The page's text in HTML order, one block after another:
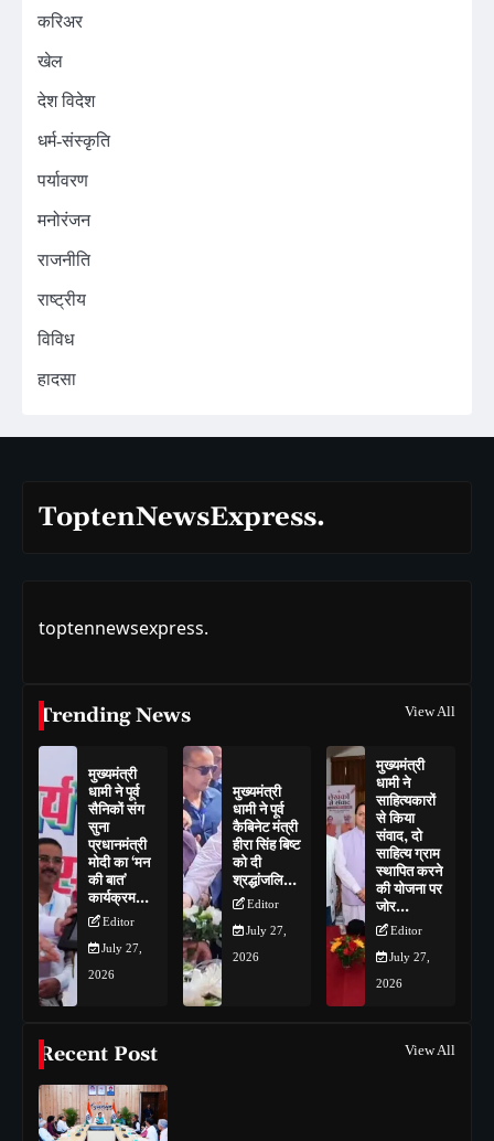
करिअर
खेल
देश विदेश
धर्म-संस्कृति
पर्यावरण
मनोरंजन
राजनीति
राष्ट्रीय
विविध
हादसा
ToptenNewsExpress.
toptennewsexpress.
Trending News View All
मुख्यमंत्री
धामी ने पूर्व
सैनिकों संग
सुना
प्रधानमंत्री
मोदी का ‘मन
की बात’
कार्यक्रम…
Editor
July 27,
2026
मुख्यमंत्री
धामी ने पूर्व
कैबिनेट मंत्री
हीरा सिंह बिष्ट
को दी
श्रद्धांजलि…
Editor
July 27,
2026
मुख्यमंत्री
धामी ने
साहित्यकारों
से किया
संवाद, दो
साहित्य ग्राम
स्थापित करने
की योजना पर
जोर…
Editor
July 27,
2026
Recent Post View All